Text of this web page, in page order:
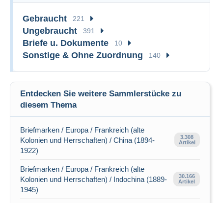
Gebraucht 221
Ungebraucht 391
Briefe u. Dokumente 10
Sonstige & Ohne Zuordnung 140
Entdecken Sie weitere Sammlerstücke zu
diesem Thema
Briefmarken / Europa / Frankreich (alte
Kolonien und Herrschaften) / China (1894-
1922)
3.308
Artikel
Briefmarken / Europa / Frankreich (alte
Kolonien und Herrschaften) / Indochina (1889-
1945)
30.166
Artikel